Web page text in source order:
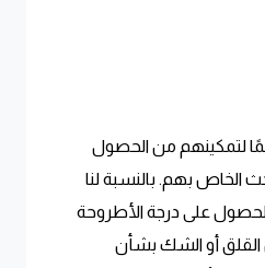
لتمكينهم من الحصول
الخاص بهم. بالنسبة لنا
على درجة الأطروحة
أو الشك بشأن